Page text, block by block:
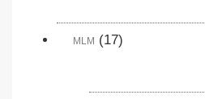
MLM (17)